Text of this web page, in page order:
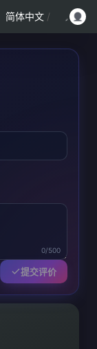
简体中文 /
0/500
提交评价